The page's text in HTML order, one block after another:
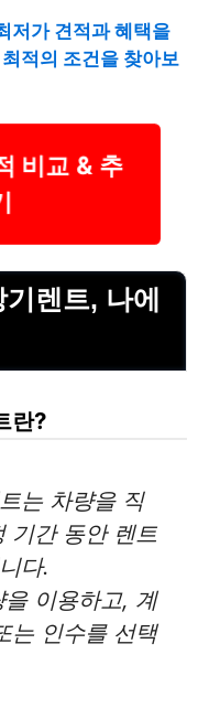
저가 견적과 혜택을
적의 조건을 찾아보
비교 & 추
렌트, 나에
란?
는 차량을 직
기간 동안 렌트
다.
이용하고, 계
는 인수를 선택